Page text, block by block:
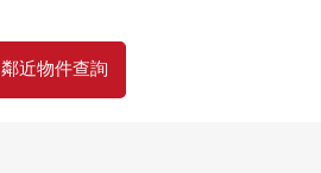
鄰近物件查詢